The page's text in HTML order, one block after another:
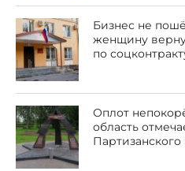
Бизнес не
женщину
по
Оплот
область
Партизанского